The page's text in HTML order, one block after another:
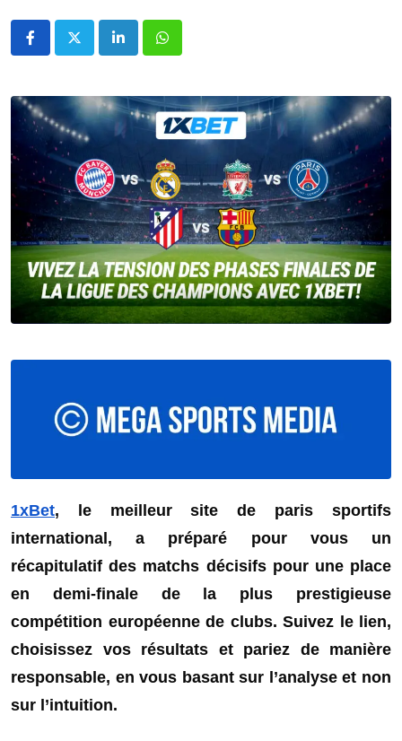
LinkedInWhatsapp
1xBet, le meilleur site de paris sportifs
international, a préparé pour vous un
récapitulatif des matchs décisifs pour une place
en demi-finale de la plus prestigieuse
compétition européenne de clubs. Suivez le lien,
choisissez vos résultats et pariez de manière
responsable, en vous basant sur l’analyse et non
sur l’intuition.